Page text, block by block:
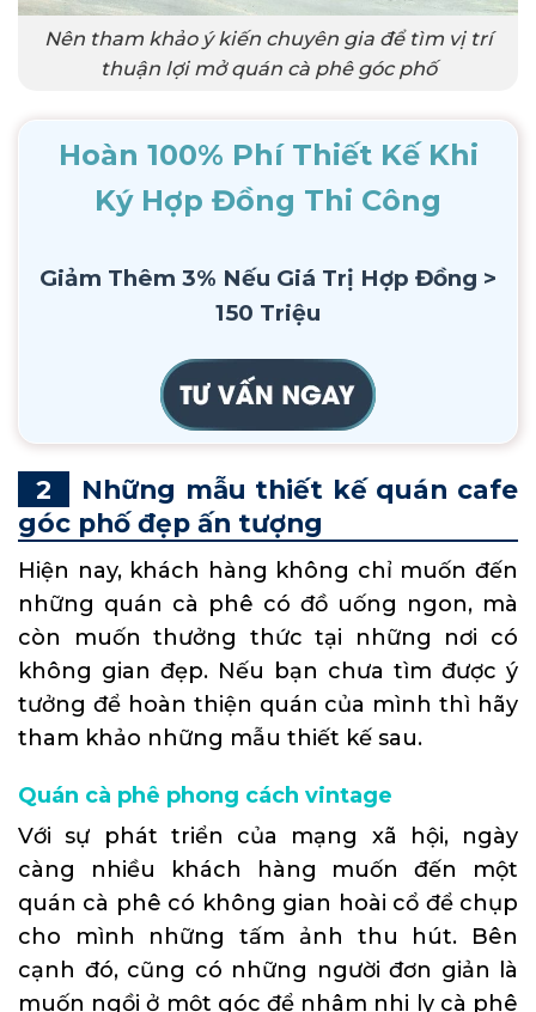
Nên tham khảo ý kiến chuyên gia để tìm vị trí
thuận lợi mở quán cà phê góc phố
Hoàn 100% Phí Thiết Kế Khi
Ký Hợp Đồng Thi Công
Giảm Thêm 3% Nếu Giá Trị Hợp Đồng >
150 Triệu
Những mẫu thiết kế quán cafe
góc phố đẹp ấn tượng
Hiện nay, khách hàng không chỉ muốn đến
những quán cà phê có đồ uống ngon, mà
còn muốn thưởng thức tại những nơi có
không gian đẹp. Nếu bạn chưa tìm được ý
tưởng để hoàn thiện quán của mình thì hãy
tham khảo những mẫu thiết kế sau.
Quán cà phê phong cách vintage
Với sự phát triển của mạng xã hội, ngày
càng nhiều khách hàng muốn đến một
quán cà phê có không gian hoài cổ để chụp
cho mình những tấm ảnh thu hút. Bên
cạnh đó, cũng có những người đơn giản là
muốn ngồi ở một góc để nhâm nhi ly cà phê